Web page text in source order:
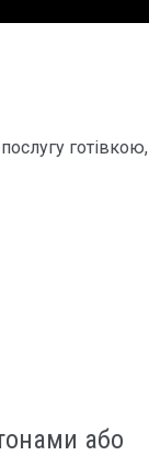
готівкою,
або